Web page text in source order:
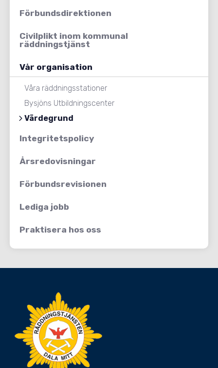
Förbundsdirektionen
Civilplikt inom kommunal
räddningstjänst
Vår organisation
Våra räddningsstationer
Bysjöns Utbildningscenter
Värdegrund
Integritetspolicy
Årsredovisningar
Förbundsrevisionen
Lediga jobb
Praktisera hos oss